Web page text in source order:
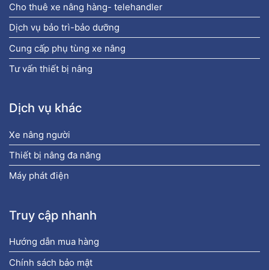
Cho thuê xe nâng hàng- telehandler
Dịch vụ bảo trì-bảo dưỡng
Cung cấp phụ tùng xe nâng
Tư vấn thiết bị nâng
Dịch vụ khác
Xe nâng người
Thiết bị nâng đa năng
Máy phát điện
Truy cập nhanh
Hướng dẫn mua hàng
Chính sách bảo mật